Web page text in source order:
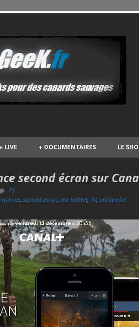
LIVE
+ DOCUMENTAIRES
+ LE
second écran sur
15
, second ecran, the hobbit, TV, ultraviolet